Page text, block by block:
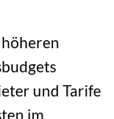
und Tarife
im